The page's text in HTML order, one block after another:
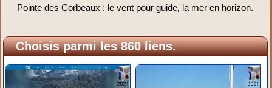
Pointe des Corbeaux : le vent pour guide, la mer en horizon.
Choisis parmi les 860 liens.